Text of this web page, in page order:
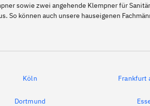
sowie zwei angehende Klempner für
So können auch unsere hauseigenen
Köln Frankfurt
Dortmund